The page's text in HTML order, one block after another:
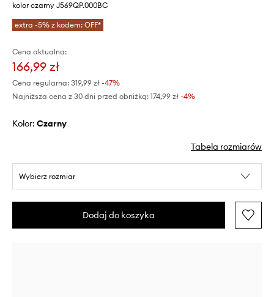
kolor czarny J569QP.000BC
extra -5% z kodem: OFF*
Cena aktualna:
166,99 zł
Cena regularna: 319,99 zł -47%
Najniższa cena z 30 dni przed obniżką: 174,99 zł -4%
Kolor: czarny
Tabela rozmiarów
Wybierz rozmiar
Dodaj do koszyka